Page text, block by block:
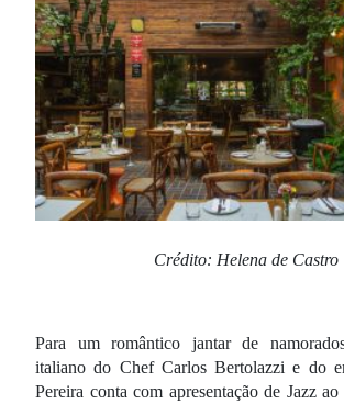
Crédito: Helena de Castro
Para um romântico jantar de
italiano do Chef Carlos Bertolazzi e do
Pereira conta com apresentação de Jazz